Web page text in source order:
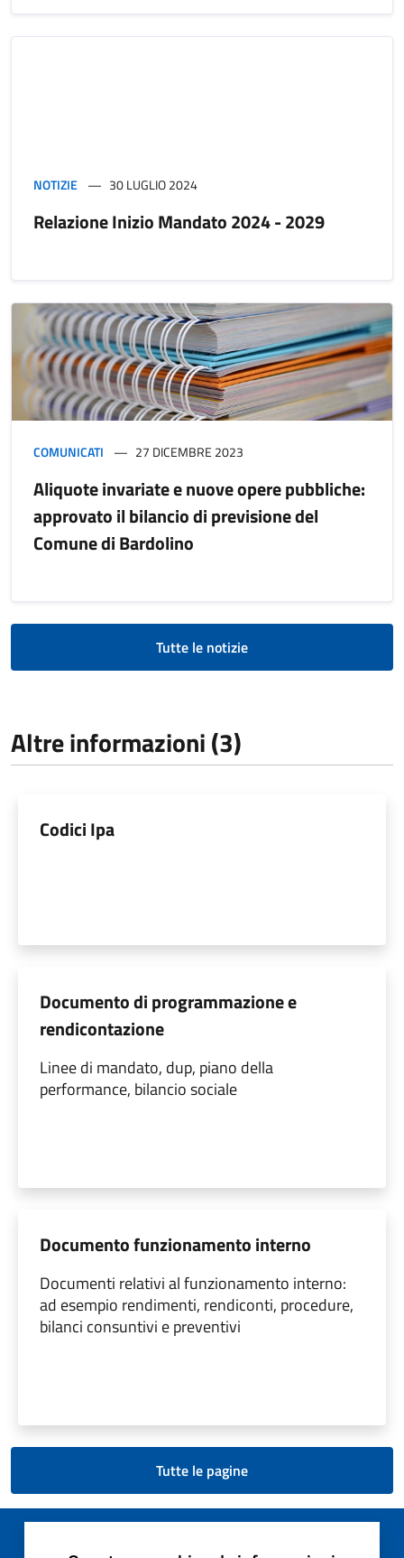
NOTIZIE 30 LUGLIO 2024
Relazione Inizio Mandato 2024 - 2029
COMUNICATI 27 DICEMBRE 2023
Aliquote invariate e nuove opere pubbliche:
approvato il bilancio di previsione del
Comune di Bardolino
Tutte le notizie
Altre informazioni (3)
Codici Ipa
Documento di programmazione e
rendicontazione
Linee di mandato, dup, piano della
performance, bilancio sociale
Documento funzionamento interno
Documenti relativi al funzionamento interno:
ad esempio rendimenti, rendiconti, procedure,
bilanci consuntivi e preventivi
Tutte le pagine